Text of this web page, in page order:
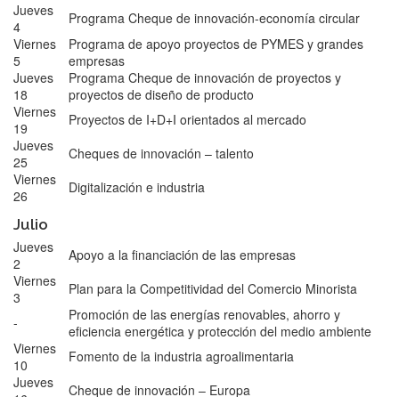
Jueves
4
Programa Cheque de innovación-economía circular
Viernes
5
Programa de apoyo proyectos de PYMES y grandes
empresas
Jueves
18
Programa Cheque de innovación de proyectos y
proyectos de diseño de producto
Viernes
19
Proyectos de I+D+I orientados al mercado
Jueves
25
Cheques de innovación – talento
Viernes
26
Digitalización e industria
Julio
Jueves
2
Apoyo a la financiación de las empresas
Viernes
3
Plan para la Competitividad del Comercio Minorista
-
Promoción de las energías renovables, ahorro y
eficiencia energética y protección del medio ambiente
Viernes
10
Fomento de la industria agroalimentaria
Jueves
Cheque de innovación – Europa